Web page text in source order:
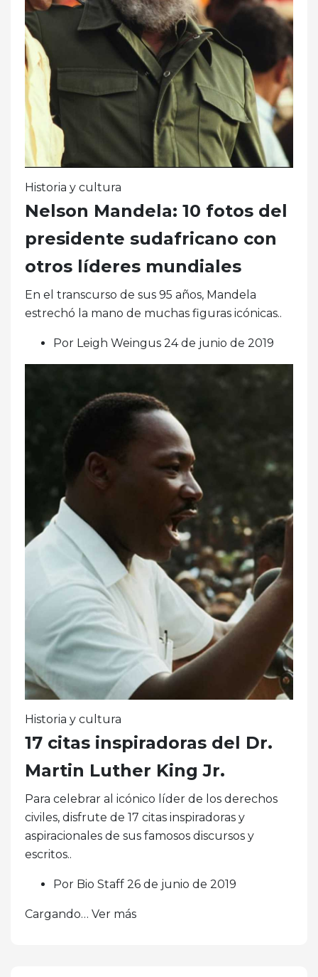
Historia y cultura
Nelson Mandela: 10 fotos del
presidente sudafricano con
otros líderes mundiales
En el transcurso de sus 95 años, Mandela
estrechó la mano de muchas figuras icónicas..
Por Leigh Weingus 24 de junio de 2019
Historia y cultura
17 citas inspiradoras del Dr.
Martin Luther King Jr.
Para celebrar al icónico líder de los derechos
civiles, disfrute de 17 citas inspiradoras y
aspiracionales de sus famosos discursos y
escritos..
Por Bio Staff 26 de junio de 2019
Cargando… Ver más